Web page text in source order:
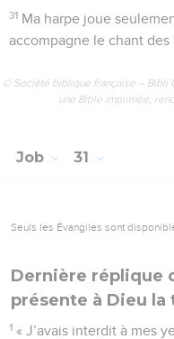
31 Ma harpe joue
accompagne le chant des
© Société biblique française –
une Bible imprimée,
Job 31
Seuls les Évangiles sont
Dernière réplique
présente à Dieu la
1 « J’avais interdit à mes